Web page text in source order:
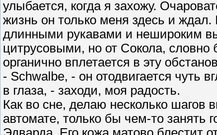
улыбается, когда я захожу.
жизнь он только меня здесь и
длинными рукавами и нешироким
цитрусовыми, но от Сокола,
органично вплетается в эту
- Schwalbe, - он отодвигается чуть
в глаза, - заходи, моя радость.
Как во сне, делаю несколько шагов
автомате, только бы чем-то занять